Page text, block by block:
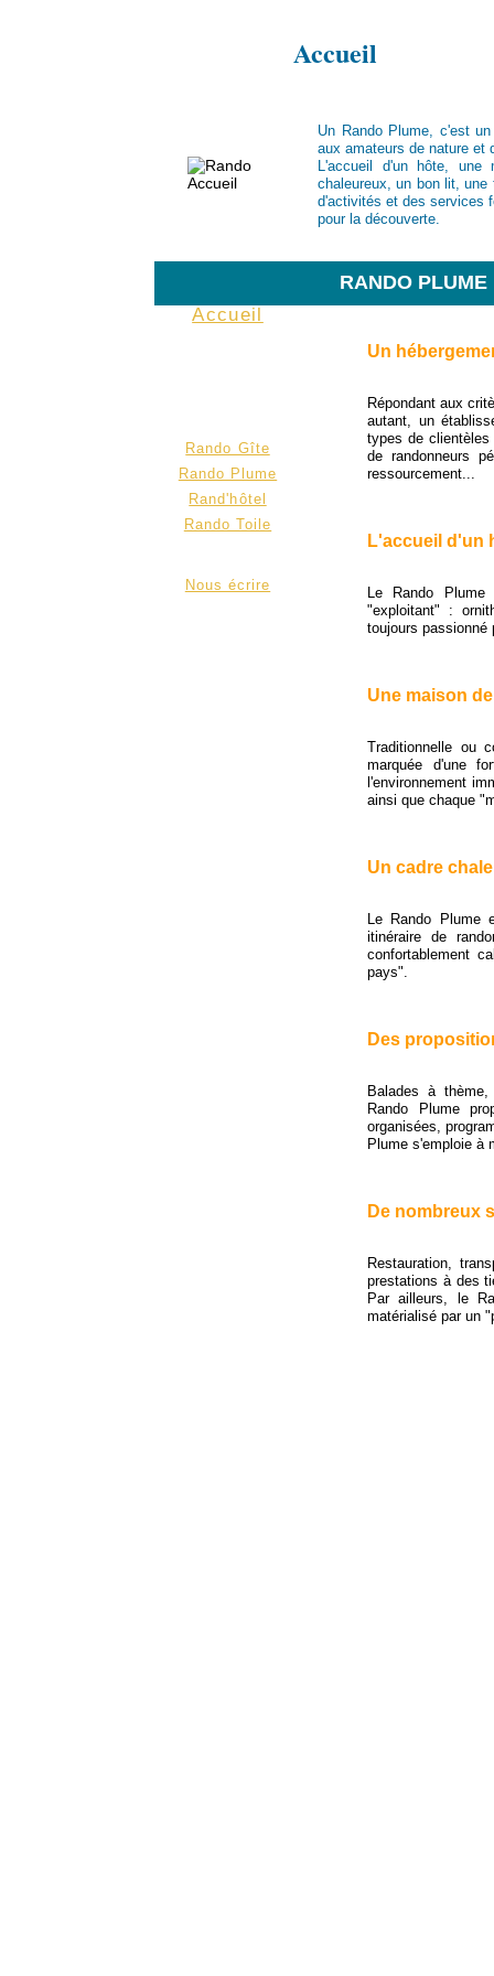
Accueil
Un Rando Plume, c'est
aux amateurs de nature et
L'accueil d'un hôte, une
chaleureux, un bon lit,
d'activités et des services
pour la découverte.
RANDO PLUME
Accueil
Rando Gîte
Rando Plume
Rand'hôtel
Rando Toile
Nous écrire
Un
Répondant aux
autant, un
types de
de randonneurs
ressourcement...
L'accueil d'un
Le Rando
"exploitant" :
toujours passionné
Une maison
Traditionnelle ou
marquée d'une
l'environnement
ainsi que chaque
Un cadre
Le Rando Plume
itinéraire de
confortablement
pays".
Des
Balades à
Rando Plume
organisées,
Plume s'emploie à
De nombreux
Restauration,
prestations à des
Par ailleurs, le
matérialisé par un